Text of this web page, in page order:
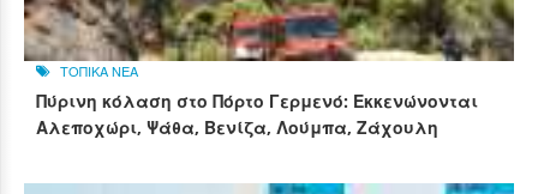
ΤΟΠΙΚΑ ΝΕΑ
Πύρινη κόλαση στο Πόρτο Γερμενό: Εκκενώνονται
Αλεποχώρι, Ψάθα, Βενίζα, Λούμπα, Ζάχουλη